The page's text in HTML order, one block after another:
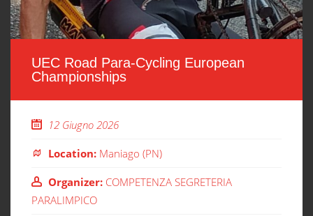
UEC Road Para-Cycling European
Championships
12 Giugno 2026
Location: Maniago (PN)
Organizer: COMPETENZA SEGRETERIA
PARALIMPICO